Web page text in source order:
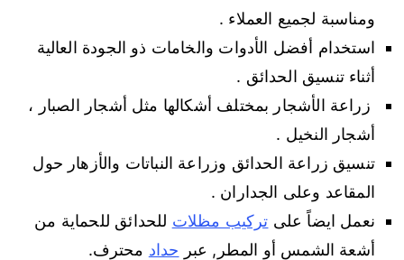
ومناسبة لجميع العملاء .
استخدام أفضل الأدوات والخامات ذو الجودة العالية
أثناء تنسيق الحدائق .
زراعة الأشجار بمختلف أشكالها مثل أشجار الصبار ،
أشجار النخيل .
تنسيق زراعة الحدائق وزراعة النباتات والأزهار حول
المقاعد وعلى الجداران .
نعمل ايضاً على تركيب مظلات للحدائق للحماية من
أشعة الشمس أو المطر, عبر حداد محترف.